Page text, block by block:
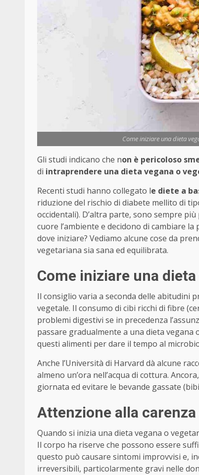
Come iniziare una dieta
Gli studi indicano che non è pericoloso
di intraprendere una dieta vegana o
Recenti studi hanno collegato le diete a
riduzione del rischio di diabete mellito di
occidentali). D’altra parte, sono sempre
cuore l’ambiente e decidono di cambiare
dove iniziare? Vediamo alcune cose da
vegetariana sia sana ed equilibrata.
Come iniziare una
Il consiglio varia a seconda delle abitudini
vegetale. Il consumo di cibi ricchi di fibre
problemi digestivi se in precedenza
passare gradualmente a una dieta vegana
questi alimenti per dare il tempo al
Anche l’Università di Harvard dà alcune
almeno un’ora nell’acqua di cottura.
giornata ed evitare le bevande gassate
Attenzione alla
Quando si inizia una dieta vegana o
Il corpo ha riserve che possono essere
questo può causare sintomi improvvisi e,
irreversibili, particolarmente gravi nelle